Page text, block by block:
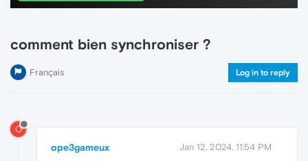
comment bien synchroniser ?
Français Log in to reply
O
ope3gameux Jan 12, 2024, 11:54 PM